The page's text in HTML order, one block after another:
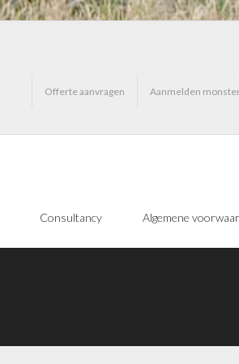
Offerte aanvragen Aanmelden
Consultancy Algemene